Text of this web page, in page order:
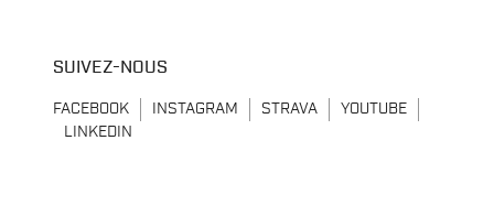
SUIVEZ-NOUS
FACEBOOK INSTAGRAM STRAVA
YOUTUBE
LINKEDIN